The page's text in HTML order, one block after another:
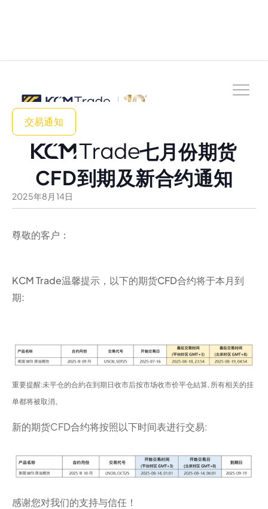
交易通知
七月份期货
CFD到期及新合约通知
2025年8 月 14日
尊敬的客户：
KCM Trade温馨提示，以下的期货CFD合约将于本月到
期:
重要提醒:未平仓的合約在到期日收市后按市场收市价平仓結算, 所有相关的挂
单都将被取消。
新的期货CFD合约将按照以下时间表进行交易:
感谢您对我们的支持与信任！